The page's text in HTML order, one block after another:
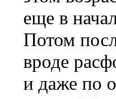
еще в
Потом
вроде
и даже по